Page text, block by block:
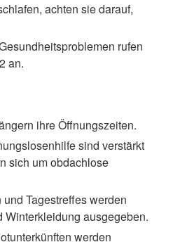
achten sie darauf,
rufen
an.
ihre Öffnungszeiten.
sind verstärkt
sich um obdachlose
Tagestreffes werden
Winterkleidung ausgegeben.
werden